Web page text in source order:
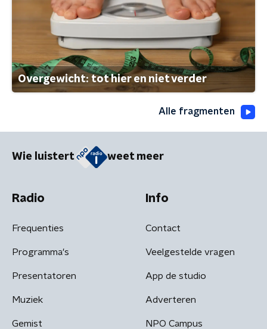
Overgewicht: tot hier en niet verder
Alle fragmenten
Wie luistert weet meer
Radio
Frequenties
Programma's
Presentatoren
Muziek
Gemist
Info
Contact
Veelgestelde vragen
App de studio
Adverteren
NPO Campus